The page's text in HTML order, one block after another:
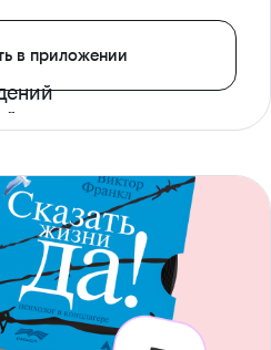
в приложении